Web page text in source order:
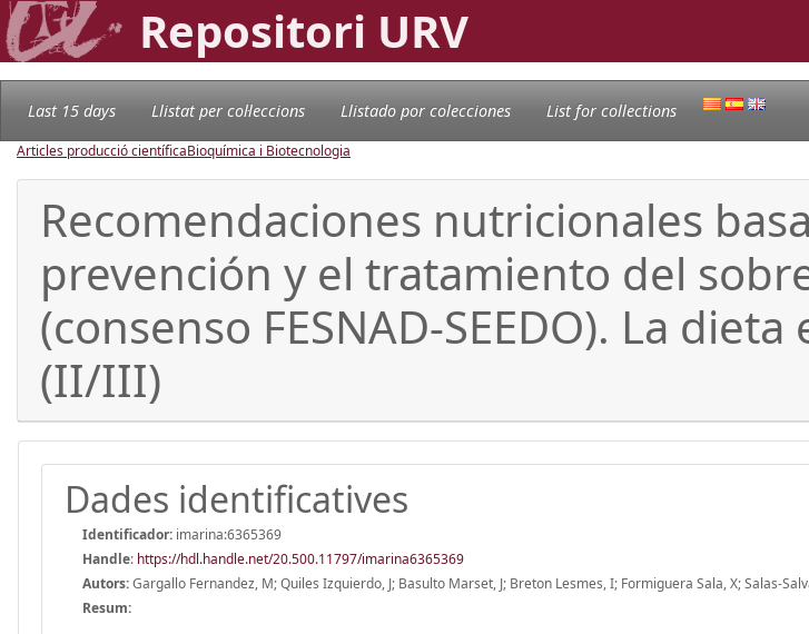
Repositori URV
Last 15 days Llistat per col·leccions Llistado por colecciones List for collections
Articles producció científicaBioquímica i Biotecnologia
Recomendaciones nutricionales
prevención y el tratamiento del
(consenso FESNAD-SEEDO). La
(II/III)
Dades identificatives
Identificador: imarina:6365369
Handle: https://hdl.handle.net/20.500.11797/imarina6365369
Autors:Gargallo Fernandez, M; Quiles Izquierdo, J; Basulto Marset, J; Breton Lesmes, I; Formiguera Sala, X; Salas-
Resum: